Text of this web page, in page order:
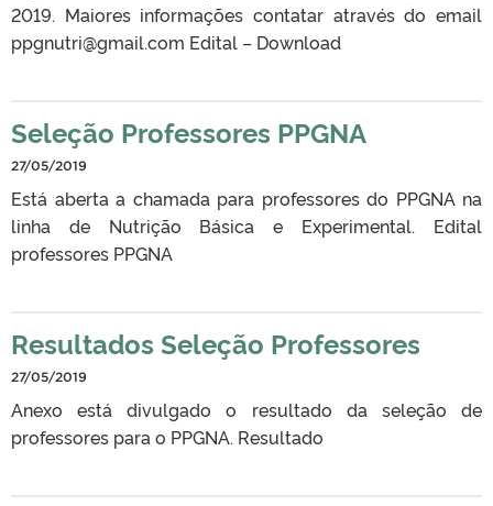
2019. Maiores informações contatar através do email
ppgnutri@gmail.com Edital – Download
Seleção Professores PPGNA
27/05/2019
Está aberta a chamada para professores do PPGNA na
linha de Nutrição Básica e Experimental. Edital
professores PPGNA
Resultados Seleção Professores
27/05/2019
Anexo está divulgado o resultado da seleção de
professores para o PPGNA. Resultado